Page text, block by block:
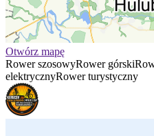
Otwórz mapę
Rower szosowyRower górski
elektrycznyRower turystyczny